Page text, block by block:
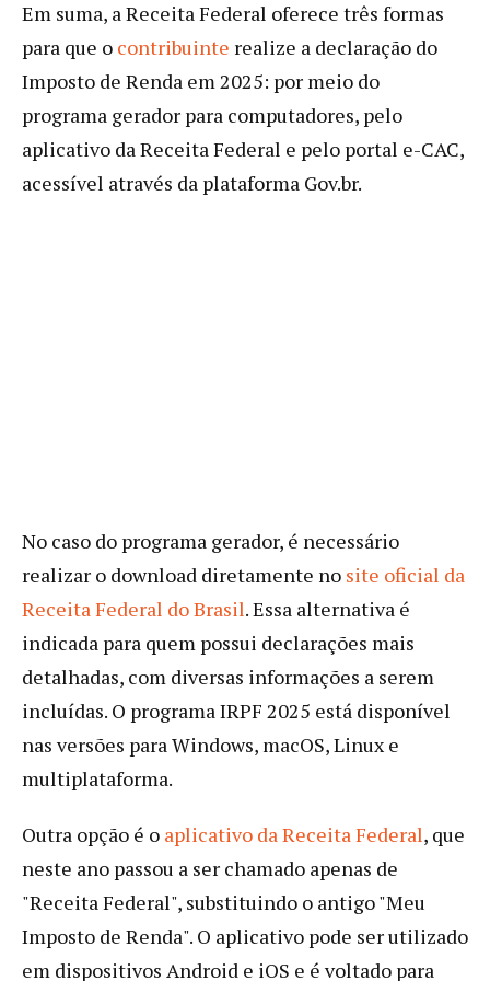
Em suma, a Receita Federal oferece três formas
para que o contribuinte realize a declaração do
Imposto de Renda em 2025: por meio do
programa gerador para computadores, pelo
aplicativo da Receita Federal e pelo portal e-CAC,
acessível através da plataforma Gov.br.
No caso do programa gerador, é necessário
realizar o download diretamente no site oficial da
Receita Federal do Brasil. Essa alternativa é
indicada para quem possui declarações mais
detalhadas, com diversas informações a serem
incluídas. O programa IRPF 2025 está disponível
nas versões para Windows, macOS, Linux e
multiplataforma.
Outra opção é o aplicativo da Receita Federal, que
neste ano passou a ser chamado apenas de
"Receita Federal", substituindo o antigo "Meu
Imposto de Renda". O aplicativo pode ser utilizado
em dispositivos Android e iOS e é voltado para